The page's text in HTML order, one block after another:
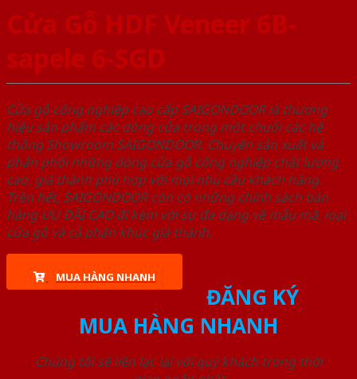
Cửa Gỗ HDF Veneer 6B-
sapele 6-SGD
Cửa gỗ công nghiệp cao cấp SAIGONDOOR là thương
hiệu sản phẩm các dòng cửa trong một chuỗi các hệ
thống Showroom SAIGONDOOR. Chuyên sản xuất và
phân phối những dòng cửa gỗ công nghiệp chất lượng
cao, giá thành phù hợp với mọi nhu cầu khách hàng.
Trên hết, SAIGONDOOR còn có những chính sách bán
hàng ƯU ĐÃI CAO đi kèm với sự đa dạng về mẫu mã, loại
cửa gỗ và cả phân khúc giá thành.
MUA HÀNG NHANH
ĐĂNG KÝ
MUA HÀNG NHANH
Chúng tôi sẽ liên lạc lại với quý khách trong thời